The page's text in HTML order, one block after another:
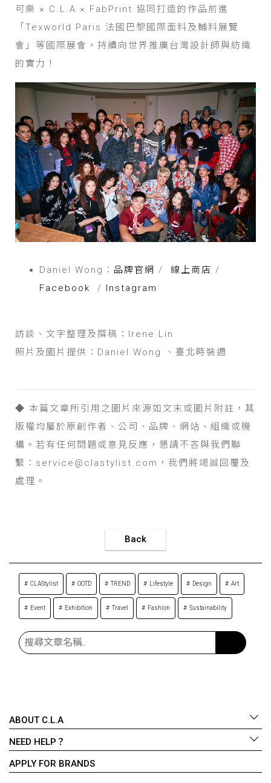
可樂 × C.L.A × FabPrint 協同打造的作品前進
「Texworld Paris 法國巴黎國際面料及輔料展覽
會」等國際展會，持續向世界推廣台灣設計師與紡織
的實力！
Daniel Wong： 品牌官網 /線上商店 /
Facebook
/ Instagram
訪談、文字整理及撰稿：Irene Lin
照片及圖片提供：Daniel Wong 、臺北時裝週
◆ 本篇文章所引用之圖片來源如文末或圖片附註，其
版權均屬於原創作者、公司、品牌、網站、組織或機
構。若有任何問題或意見反應，懇請不吝與我們聯
繫：service@clastylist.com，我們將竭誠回覆及
處理。
Back
CLAStylist OOTD TREND Lifestyle Design Art
Event Exhibition Travel Fashion Sustainability
ABOUT C.L.A
NEED HELP？
APPLY FOR BRANDS